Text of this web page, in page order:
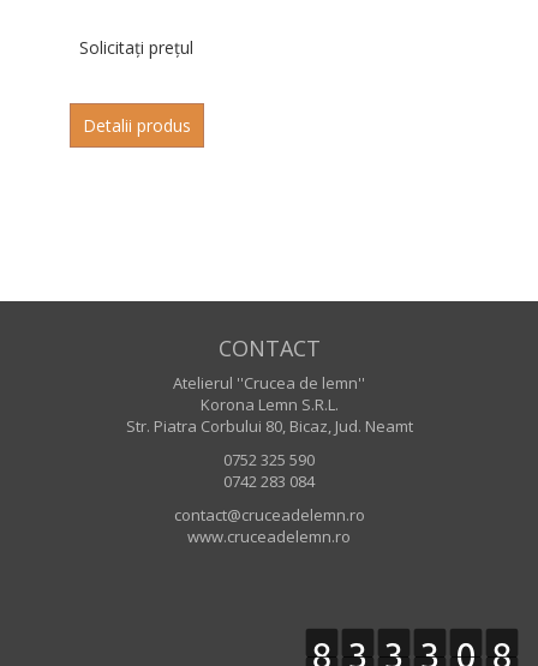
Solicitați prețul
Detalii produs
CONTACT
Atelierul ''Crucea de lemn''
Korona Lemn S.R.L.
Str. Piatra Corbului 80, Bicaz, Jud. Neamt
0752 325 590
0742 283 084
contact@cruceadelemn.ro
www.cruceadelemn.ro